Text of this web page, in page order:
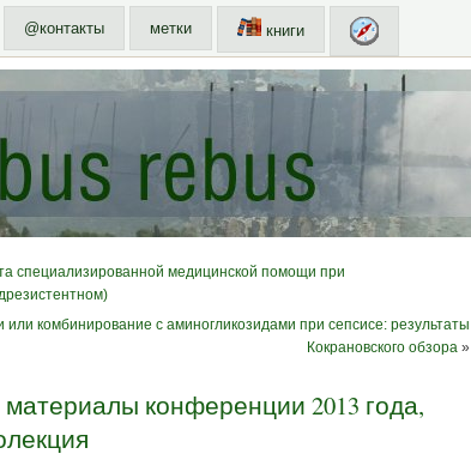
@контакты метки книги
специализированной медицинской помощи при
комбинирование с аминогликозидами при сепсисе: результаты
Кокрановского обзора»
конференции 2013 года,